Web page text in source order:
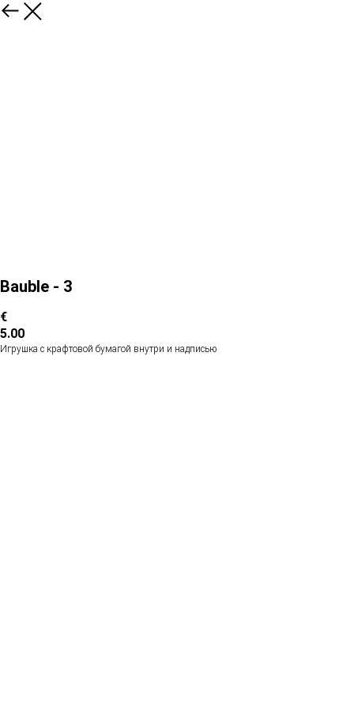
Bauble - 3
€
5.00
Игрушка с крафтовой бумагой внутри и надписью